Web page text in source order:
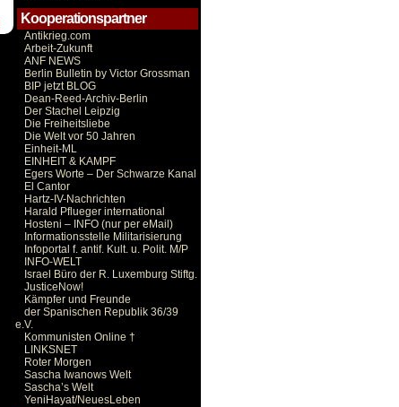
Kooperationspartner
Antikrieg.com
Arbeit-Zukunft
ANF NEWS
Berlin Bulletin by Victor Grossman
BIP jetzt BLOG
Dean-Reed-Archiv-Berlin
Der Stachel Leipzig
Die Freiheitsliebe
Die Welt vor 50 Jahren
Einheit-ML
EINHEIT & KAMPF
Egers Worte – Der Schwarze Kanal
El Cantor
Hartz-IV-Nachrichten
Harald Pflueger international
Hosteni – INFO (nur per eMail)
Informationsstelle Militarisierung
Infoportal f. antif. Kult. u. Polit. M/P
INFO-WELT
Israel Büro der R. Luxemburg Stiftg.
JusticeNow!
Kämpfer und Freunde
der Spanischen Republik 36/39
e.V.
Kommunisten Online †
LINKSNET
Roter Morgen
Sascha Iwanows Welt
Sascha’s Welt
YeniHayat/NeuesLeben